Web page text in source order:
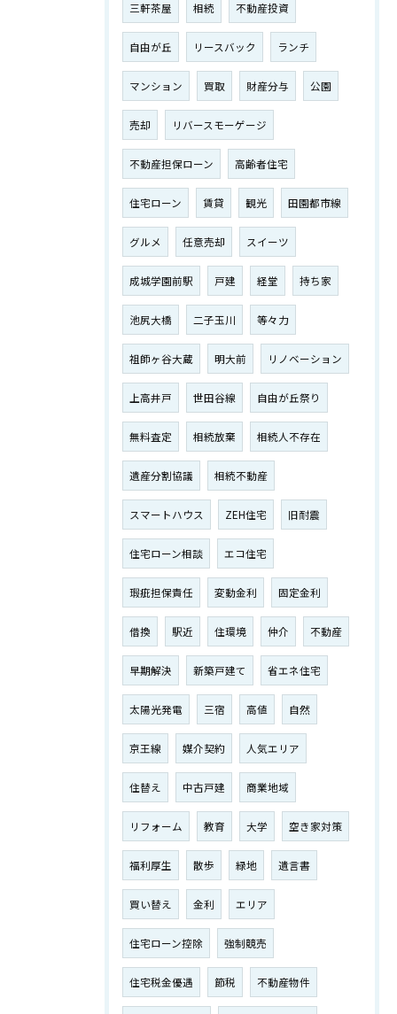
三軒茶屋 相続 不動産投資
自由が丘 リースバック ランチ
マンション 買取 財産分与 公園
売却 リバースモーゲージ
不動産担保ローン 高齢者住宅
住宅ローン 賃貸 観光 田園都市線
グルメ 任意売却 スイーツ
成城学園前駅 戸建 経堂 持ち家
池尻大橋 二子玉川 等々力
祖師ヶ谷大蔵 明大前 リノベーション
上高井戸 世田谷線 自由が丘祭り
無料査定 相続放棄 相続人不存在
遺産分割協議 相続不動産
スマートハウス ZEH住宅 旧耐震
住宅ローン相談 エコ住宅
瑕疵担保責任 変動金利 固定金利
借換 駅近 住環境 仲介 不動産
早期解決 新築戸建て 省エネ住宅
太陽光発電 三宿 高値 自然
京王線 媒介契約 人気エリア
住替え 中古戸建 商業地域
リフォーム 教育 大学 空き家対策
福利厚生 散歩 緑地 遺言書
買い替え 金利 エリア
住宅ローン控除 強制競売
住宅税金優遇 節税 不動産物件